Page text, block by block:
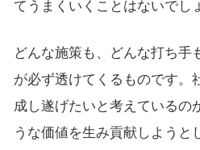
てうまくいくことはないでし
どんな施策も、どんな打ち手
が必ず透けてくるものです。
成し遂げたいと考えているの
うな価値を生み貢献しようと